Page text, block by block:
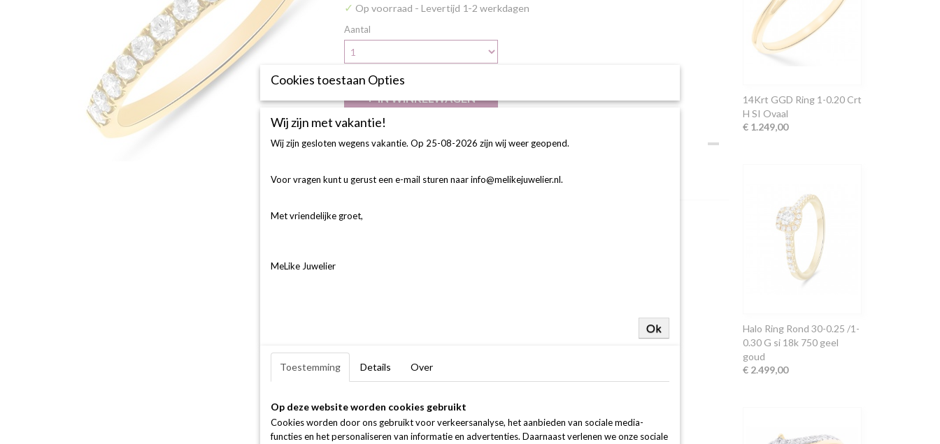
✓ Op voorraad - Levertijd 1-2 werkdagen
Aantal
IN WINKELWAGEN
Omschrijving
Aanschuifring 18k 750 geel goud 12-0.40 Ct G si
14Krt GGD Ring 1-0.20 Crt
H SI Ovaal
€ 1.249,00
Halo Ring Rond 30-0.25 /1-
0.30 G si 18k 750 geel
goud
€ 2.499,00
Cookies toestaan Opties
Wij zijn met vakantie!
Wij zijn gesloten wegens vakantie. Op 25-08-2026 zijn wij weer geopend.
Voor vragen kunt u gerust een e-mail sturen naar info@melikejuwelier.nl.
Met vriendelijke groet,
MeLike Juwelier
Ok
Toestemming Details Over
Op deze website worden cookies gebruikt
Cookies worden door ons gebruikt voor verkeersanalyse, het aanbieden van sociale media-
functies en het personaliseren van informatie en advertenties. Daarnaast verlenen we onze sociale